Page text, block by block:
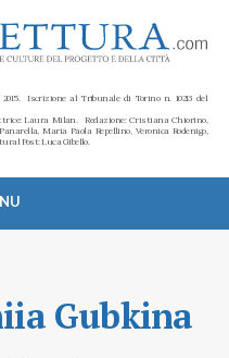
2015. Iscrizione al Tribunale di Torino n. 10213 del
Laura Milan. Redazione: Cristiana Chiorino,
Maria Paola Repellino, Veronica Rodenigo,
Post: Luca Gibello.
Gubkina